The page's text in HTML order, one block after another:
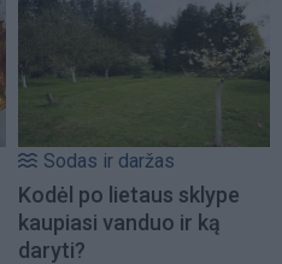
Sodas ir daržas
Kodėl po lietaus sklype
kaupiasi vanduo ir ką
daryti?